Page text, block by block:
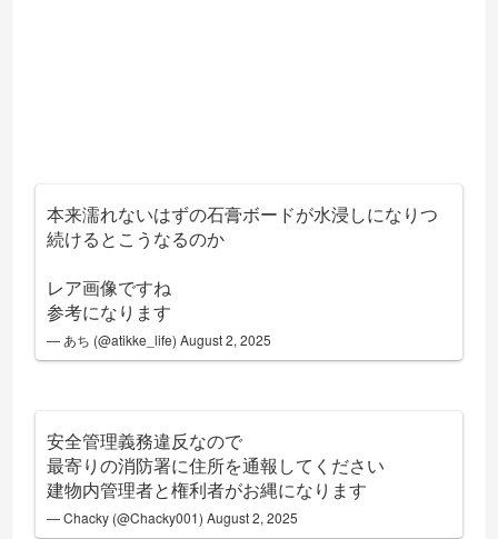
本来濡れないはずの石膏ボードが水浸しになりつ
続けるとこうなるのか
レア画像ですね
参考になります
— あち (@atikke_life)August 2, 2025
安全管理義務違反なので
最寄りの消防署に住所を通報してください
建物内管理者と権利者がお縄になります
— Chacky (@Chacky001)August 2, 2025